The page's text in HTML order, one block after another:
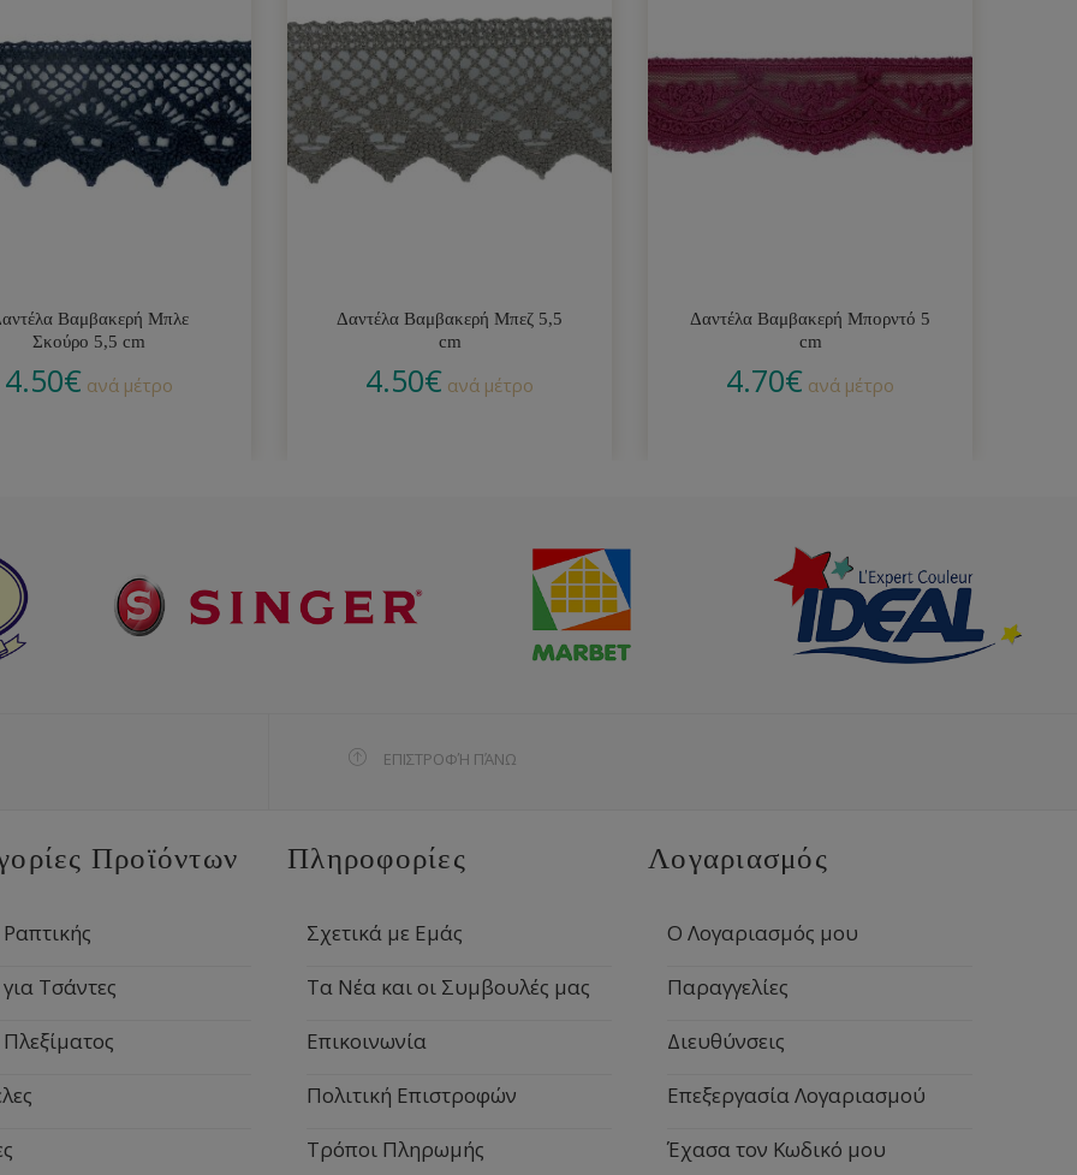
Βαμβακερή Μπλε
Σκούρο 5,5 cm
4.50€ ανά μέτρο
Δαντέλα Βαμβακερή Μπεζ 5,5
cm
4.50€ ανά μέτρο
Δαντέλα Βαμβακερή Μπορντό 5
cm
4.70€ ανά μέτρο
ΕΠΙΣΤΡΟΦΉ ΠΆΝΩ
Προϊόντων
Τσάντες
Πληροφορίες
Σχετικά με Εμάς
Τα Νέα και οι Συμβουλές μας
Επικοινωνία
Πολιτική Επιστροφών
Τρόποι Πληρωμής
Λογαριασμός
Ο Λογαριασμός μου
Παραγγελίες
Διευθύνσεις
Επεξεργασία Λογαριασμού
Έχασα τον Κωδικό μου